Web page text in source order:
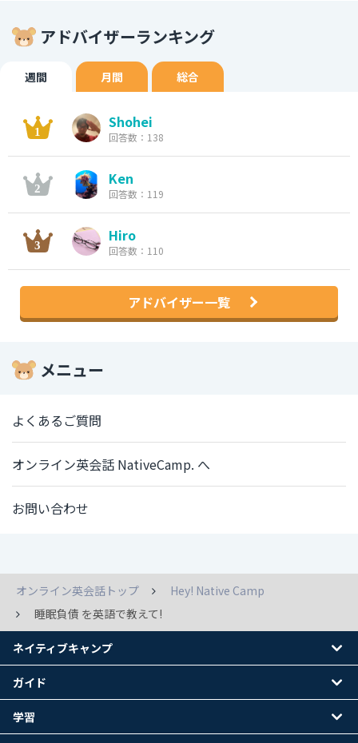
アドバイザーランキング
週間 月間 総合
Shohei
回答数：138
Ken
回答数：119
Hiro
回答数：110
アドバイザー一覧
メニュー
よくあるご質問
オンライン英会話 NativeCamp. へ
お問い合わせ
オンライン英会話トップ
Hey! Native Camp
睡眠負債 を英語で教えて!
ネイティブキャンプ
ガイド
学習